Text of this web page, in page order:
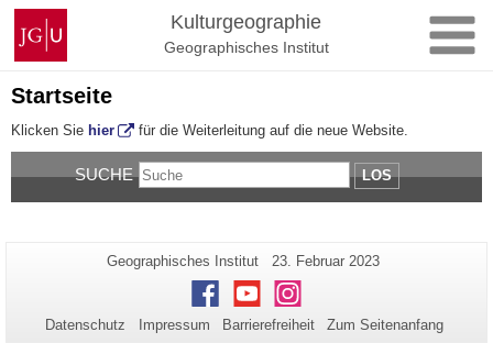
Zum
Inhalt
springen
Johannes
Gutenberg-
Universität
Mainz
Kulturgeographie
Geographisches Institut
Startseite
Klicken Sie hier für die Weiterleitung auf die neue Website.
SUCHE LOS
Zusätzliche
Informationen
zu
dieser
Seiten-
Geographisches Institut
Letzte
Aktualisierung:
23. Februar 2023
Facebook
YoutubeInstagram
Datenschutz Impressum Barrierefreiheit Zum Seitenanfang